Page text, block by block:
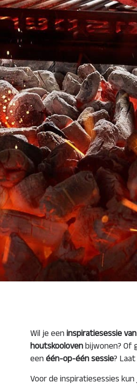
Wil je een inspiratiesessie
houtskooloven bijwonen? Of
een één-op-één sessie?
Voor de inspiratiesessies